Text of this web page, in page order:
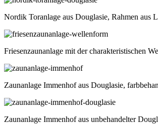
Nordik Toranlage aus Douglasie, Rahmen aus
Friesenzaunanlage mit der charakteristischen
Zaunanlage Immenhof aus Douglasie,
Zaunanlage Immenhof aus unbehandelter